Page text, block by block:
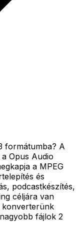
formátumba? A
Opus Audio
a MPEG
és
podcastkészítés,
céljára van
konverterünk
fájlok 2